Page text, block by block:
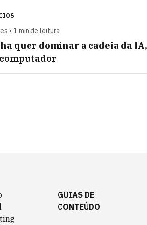
• 1 min de leitura
quer dominar a cadeia da
GUIAS DE
CONTEÚDO